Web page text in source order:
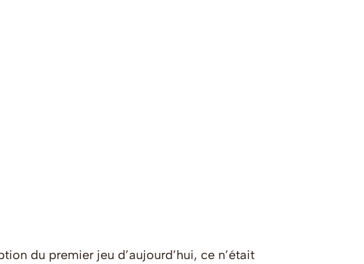
du premier jeu d’aujourd’hui, ce n’était